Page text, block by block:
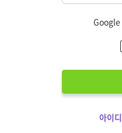
Google
아이